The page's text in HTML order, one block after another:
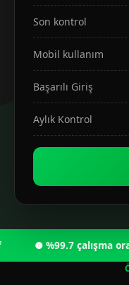
Son kontrol
Mobil kullanım
Başarılı Giriş
Aylık Kontrol
● %99.7 çalışma oranı